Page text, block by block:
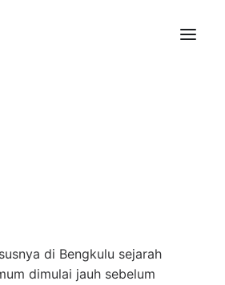
di Bengkulu sejarah
dimulai jauh sebelum